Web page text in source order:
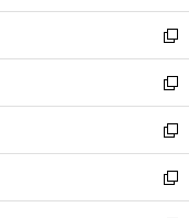
開
く
ウ
で
開
く
ン
ド
ウ
で
開
く
ウ
ィ
ン
ド
ウ
で
開
く
新
し
い
ウ
ィ
ン
ド
ウ
新
し
い
ウ
ィ
ン
新
し
い
ウ
新
し